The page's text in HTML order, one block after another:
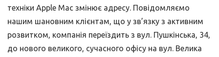
техніки Apple Mac змінює адресу. Повідомляємо
нашим шановним клієнтам, що у зв’язку з активним
розвитком, компанія переїздить з вул. Пушкінська, 34,
до нового великого, сучасного офісу на вул. Велика